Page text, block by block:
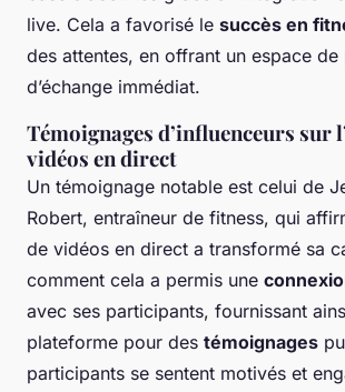
live. Cela a favorisé le succès en
des attentes, en offrant un espace de
d’échange immédiat.
Témoignages d’influenceurs sur
vidéos en direct
Un témoignage notable est celui de
Robert, entraîneur de fitness, qui
de vidéos en direct a transformé sa
comment cela a permis une
avec ses participants, fournissant
plateforme pour des témoignages
participants se sentent motivés et